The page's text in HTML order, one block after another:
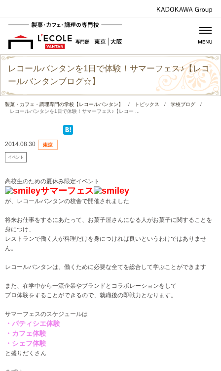
レコールバンタンを1日で体験！サマーフェス♪【レコ
ールバンタンブログ☆】
製菓・カフェ・調理専門の学校【レコールバンタン】 / トピックス / 学校ブログ
/
レコールバンタンを1日で体験！サマーフェス♪【レコー ...
2014.08.30
イベント
高校生のための夏休み限定イベント
サマーフェス
が、レコールバンタンの校舎で開催されました
将来お仕事をするにあたって、お菓子屋さんになる人がお菓子に関することを
身につけ、
レストランで働く人が料理だけを身につければ良いというわけではありませ
ん。
レコールバンタンは、働くために必要な全てを総合して学ぶことができます
また、在学中から一流企業やブランドとコラボレーションをして
プロ体験をすることができるので、就職後の即戦力となります。
サマーフェスのスケジュールは
・パティシエ体験
・カフェ体験
・シェフ体験
と盛りだくさん